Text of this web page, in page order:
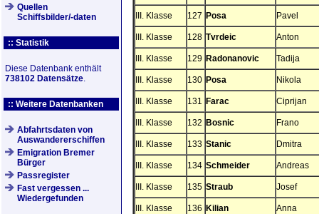
Quellen
Schiffsbilder/-daten
:: Statistik
Diese Datenbank enthält
738102 Datensätze.
:: Weitere Datenbanken
Abfahrtsdaten von
Auswandererschiffen
Emigration Bremer
Bürger
Passregister
Fast vergessen ...
Wiedergefunden
III. Klasse 127 Posa Pavel
III. Klasse 128 Tvrdeic Anton
III. Klasse 129 Radonanovic Tadija
III. Klasse 130 Posa Nikola
III. Klasse 131 Farac Ciprijan
III. Klasse 132 Bosnic Frano
III. Klasse 133 Stanic Dmitra
III. Klasse 134 Schmeider Andreas
III. Klasse 135 Straub Josef
III. Klasse 136 Kilian Anna